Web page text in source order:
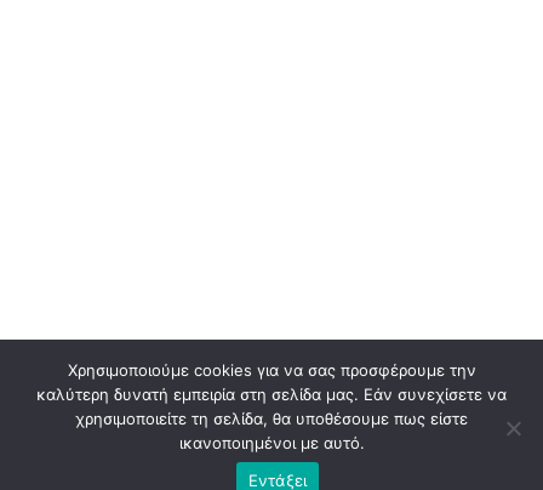
Χρησιμοποιούμε cookies για να σας προσφέρουμε την
καλύτερη δυνατή εμπειρία στη σελίδα μας. Εάν συνεχίσετε να
χρησιμοποιείτε τη σελίδα, θα υποθέσουμε πως είστε
ικανοποιημένοι με αυτό.
Εντάξει